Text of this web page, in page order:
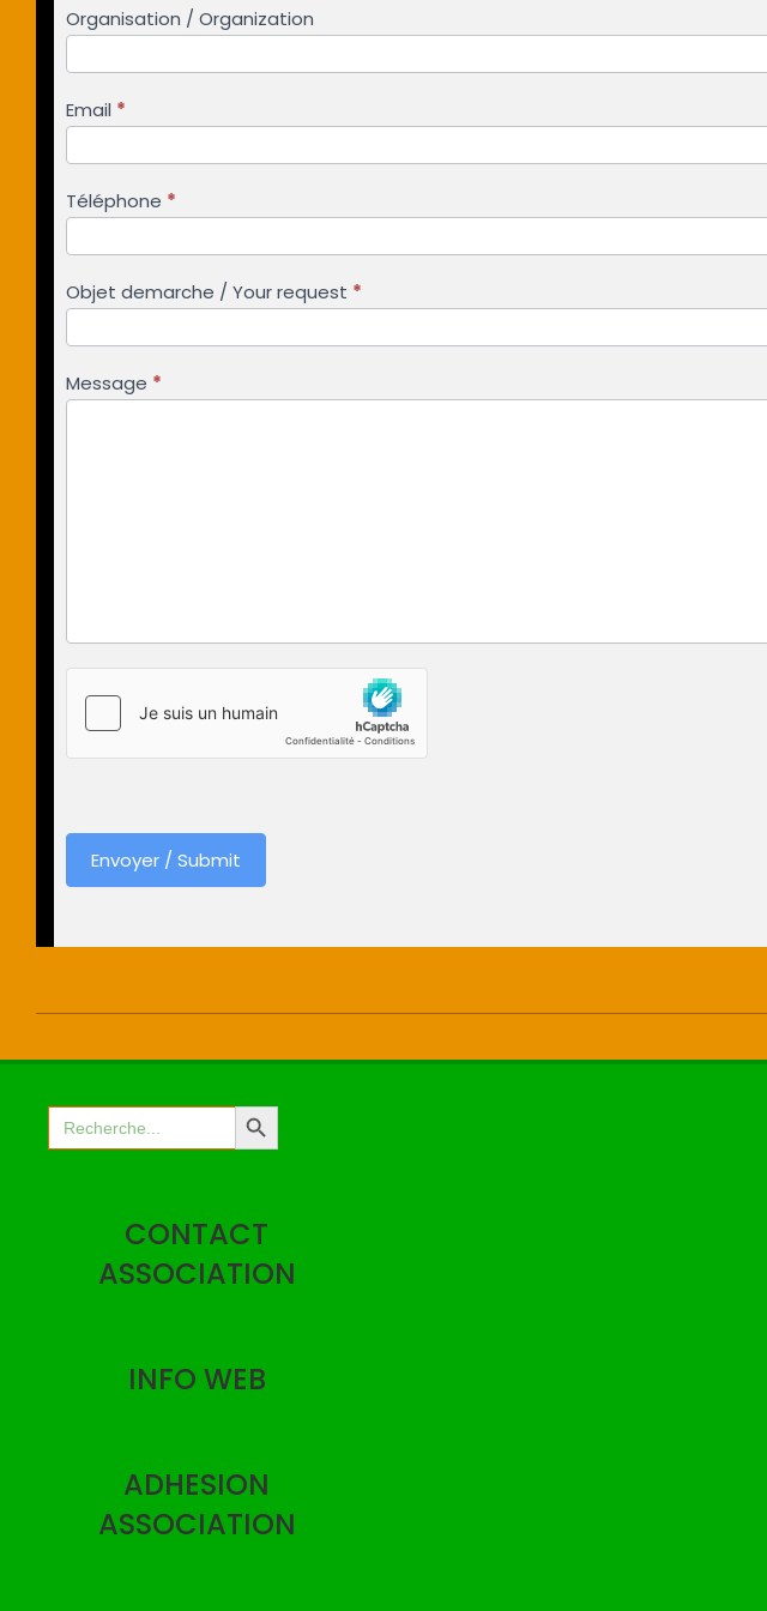
Organisation / Organization
Email *
Téléphone *
Objet demarche / Your request *
Message *
Envoyer / Submit
01-
Search
for:
Search Button
CONTACT
ASSOCIATION
INFO WEB
ADHESION
ASSOCIATION